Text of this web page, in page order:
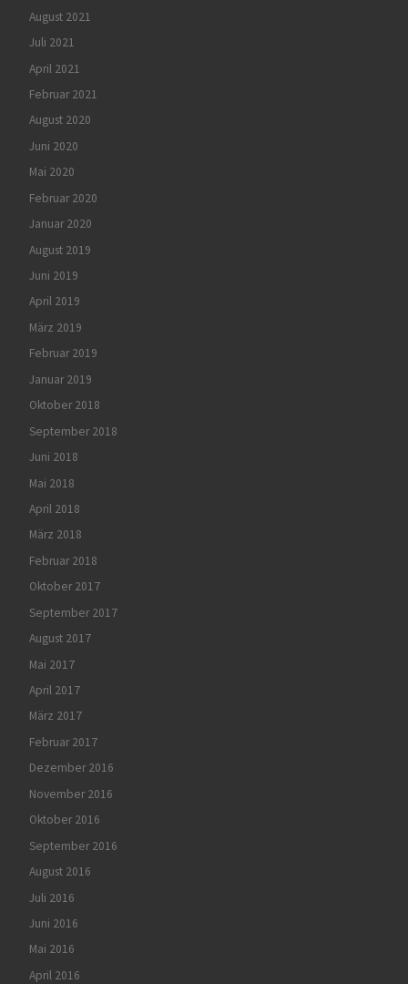
August 2021
Juli 2021
April 2021
Februar 2021
August 2020
Juni 2020
Mai 2020
Februar 2020
Januar 2020
August 2019
Juni 2019
April 2019
März 2019
Februar 2019
Januar 2019
Oktober 2018
September 2018
Juni 2018
Mai 2018
April 2018
März 2018
Februar 2018
Oktober 2017
September 2017
August 2017
Mai 2017
April 2017
März 2017
Februar 2017
Dezember 2016
November 2016
Oktober 2016
September 2016
August 2016
Juli 2016
Juni 2016
Mai 2016
April 2016